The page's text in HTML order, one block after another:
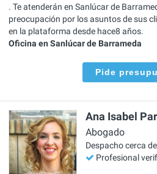
. Te atenderán en Sanlúcar de
preocupación por los asuntos de sus
en la plataforma desde hace8 años.
Oficina en Sanlúcar de Barrameda
Pide
Ana Isabel
Abogado
Despacho cerca
Profesional